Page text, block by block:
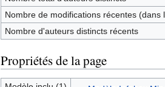
Nombre de modifications récentes (dans
Nombre d'auteurs distincts récents
Propriétés de la page